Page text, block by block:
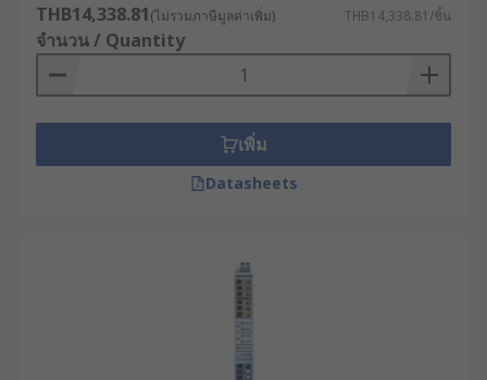
THB14,338.81(ไม่รวมภาษีมูลค่าเพิ่ม) THB14,338.81/ชิ้น
จำนวน / Quantity
เพิ่ม
Datasheets